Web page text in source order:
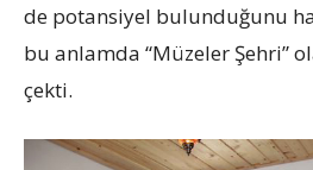
de potansiyel bulunduğunu
bu anlamda “Müzeler Şehri”
çekti.